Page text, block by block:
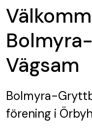
Vägsam
Bolmyra-
förening i